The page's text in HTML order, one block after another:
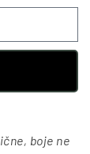
boje ne